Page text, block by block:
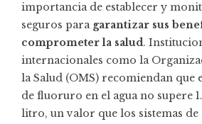
importancia de establecer y
seguros para garantizar sus
comprometer la salud.
internacionales como la
la Salud (OMS) recomiendan que
de fluoruro en el agua no supere
litro, un valor que los sistemas de